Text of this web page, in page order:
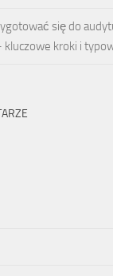
się do
kroki i